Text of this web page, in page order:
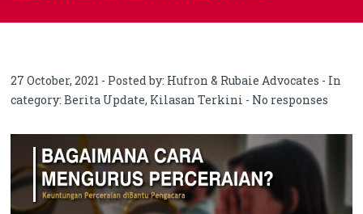
27 October, 2021 - Posted by: Hufron & Rubaie Advocates - In
category:Berita Update, Kilasan Terkini - No responses